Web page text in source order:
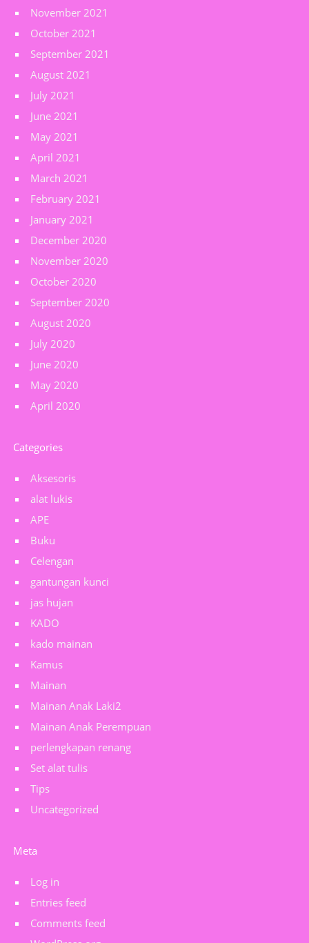
November 2021
October 2021
September 2021
August 2021
July 2021
June 2021
May 2021
April 2021
March 2021
February 2021
January 2021
December 2020
November 2020
October 2020
September 2020
August 2020
July 2020
June 2020
May 2020
April 2020
Categories
Aksesoris
alat lukis
APE
Buku
Celengan
gantungan kunci
jas hujan
KADO
kado mainan
Kamus
Mainan
Mainan Anak Laki2
Mainan Anak Perempuan
perlengkapan renang
Set alat tulis
Tips
Uncategorized
Meta
Log in
Entries feed
Comments feed